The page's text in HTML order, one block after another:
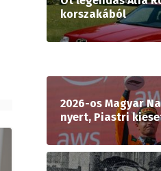
korszakából
2026-os Magyar
nyert, Piastri